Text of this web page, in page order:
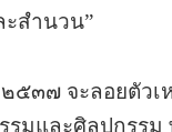
สำนวน”
๕๓๗ จะลอยตัว
รมและศิลปกรร